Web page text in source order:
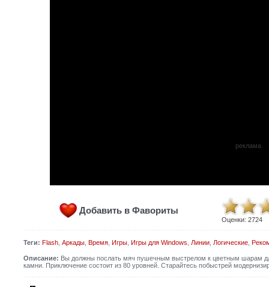
реклама
Добавить в Фавориты
Оценки: 2724
Теги: Flash, Аркады, Время, Игры, Игры для Windows Линии, Логические,
Описание: Вы должны послать мяч пушечным выстрелом к цветным шарам
камни. Приключение состоит из 80 уровней. Старайтесь побыстрей